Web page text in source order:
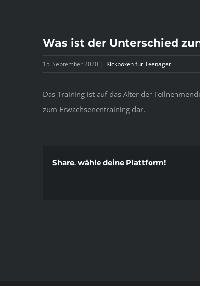
Was ist der Unterschied
15. September 2020 | Kickboxen für Teenager
Das Training ist auf das Alter der
zum Erwachsenentraining dar.
Share, wähle deine Plattform!